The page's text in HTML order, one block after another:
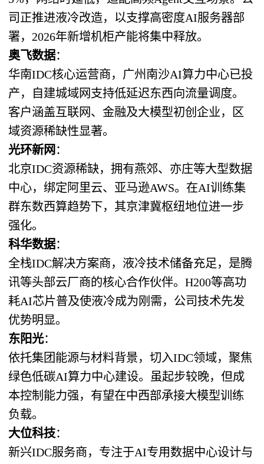
司正推进液冷改造，以支撑高密度AI服务器部
署，2026年新增机柜产能将集中释放。
奥飞数据：
华南IDC核心运营商，广州南沙AI算力中心已投
产，自建城域网支持低延迟东西向流量调度。
客户涵盖互联网、金融及大模型初创企业，区
域资源稀缺性显著。
光环新网 ：
北京IDC资源稀缺，拥有燕郊、亦庄等大型数据
中心，绑定阿里云、亚马逊AWS。在AI训练集
群东数西算趋势下，其京津冀枢纽地位进一步
强化。
科华数据：
全栈IDC解决方案商，液冷技术储备充足，是腾
讯等头部云厂商的核心合作伙伴。H200等高功
耗AI芯片普及使液冷成为刚需，公司技术先发
优势明显。
东阳光：
依托集团能源与材料背景，切入IDC领域，聚焦
绿色低碳AI算力中心建设。虽起步较晚，但成
本控制能力强，有望在中西部承接大模型训练
负载。
大位科技：
新兴IDC服务商，专注于AI专用数据中心设计与